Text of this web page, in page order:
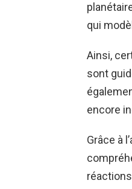
qui
Ainsi,
sont
encore
Grâce à